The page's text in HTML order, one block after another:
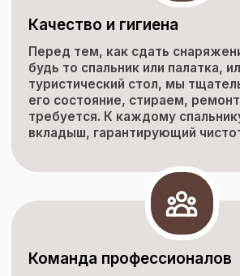
Качество и гигиена
Перед тем, как сдать
будь то спальник или палатка,
туристический стол, мы
его состояние, стираем,
требуется. К каждому
вкладыш, гарантирующий
Команда профессионалов